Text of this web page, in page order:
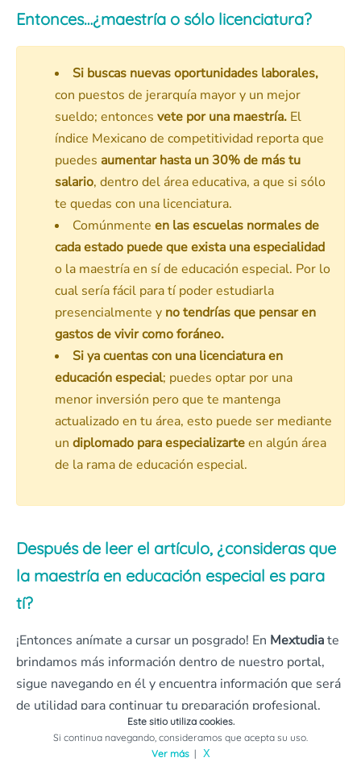
Entonces…¿maestría o sólo licenciatura?
Si buscas nuevas oportunidades laborales,
con puestos de jerarquía mayor y un mejor
sueldo; entonces vete por una maestría. El
índice Mexicano de competitividad reporta que
puedes aumentar hasta un 30% de más tu
salario, dentro del área educativa, a que si sólo
te quedas con una licenciatura.
Comúnmente en las escuelas normales de
cada estado puede que exista una especialidad
o la maestría en sí de educación especial. Por lo
cual sería fácil para tí poder estudiarla
presencialmente y no tendrías que pensar en
gastos de vivir como foráneo.
Si ya cuentas con una licenciatura en
educación especial; puedes optar por una
menor inversión pero que te mantenga
actualizado en tu área, esto puede ser mediante
un diplomado para especializarteen algún área
de la rama de educación especial.
Después de leer el artículo, ¿consideras que
la maestría en educación especial es para
tí?
¡Entonces anímate a cursar un posgrado! En Mextudiate
brindamos más información dentro de nuestro portal,
sigue navegando en él y encuentra información que será
de utilidad para continuar tu preparación profesional.
Si requieres de más información puedes
Este sitio utiliza cookies.
Si continua navegando, consideramos que acepta su uso.
Ver más| X